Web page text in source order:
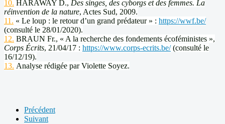
10. HARAWAY D., Des singes, des cyborgs et des femmes. La
réinvention de la nature, Actes Sud, 2009.
11. « Le loup : le retour d’un grand prédateur » : https://wwf.be/
(consulté le 28/01/2020).
12. BRAUN Fr., « A la recherche des fondements écoféministes »,
Corps Écrits, 21/04/17 : https://www.corps-ecrits.be/(consulté le
16/12/19).
13. Analyse rédigée par Violette Soyez.
Précédent
Suivant